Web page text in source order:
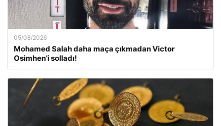
05/08/2026
Mohamed Salah daha maça çıkmadan Victor
Osimhen’i solladı!